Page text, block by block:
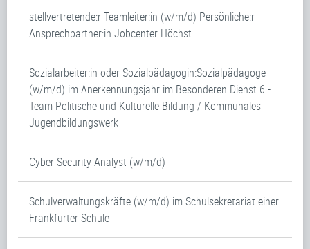
stellvertretende:r Teamleiter:in (w/m/d) Persönliche:r
Ansprechpartner:in Jobcenter Höchst
Sozialarbeiter:in oder Sozialpädagogin:Sozialpädagoge
(w/m/d) im Anerkennungsjahr im Besonderen Dienst 6 -
Team Politische und Kulturelle Bildung / Kommunales
Jugendbildungswerk
Cyber Security Analyst (w/m/d)
Schulverwaltungskräfte (w/m/d) im Schulsekretariat einer
Frankfurter Schule